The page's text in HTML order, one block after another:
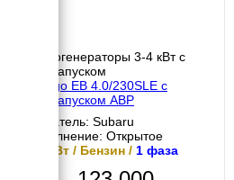
Бензогенераторы 3-4 кВт с
автозапуском
Energo EB 4.0/230SLE с
автозапуском АВР
Двигатель: Subaru
Исполнение: Открытое
4.2 кВт / Бензин / 1 фаза